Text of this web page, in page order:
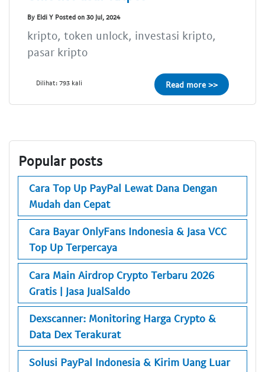
By Eldi Y Posted on 30 Jul, 2024
kripto, token unlock, investasi kripto,
pasar kripto
Dilihat: 793 kali Read more >>
Popular posts
Cara Top Up PayPal Lewat Dana Dengan
Mudah dan Cepat
Cara Bayar OnlyFans Indonesia & Jasa VCC
Top Up Terpercaya
Cara Main Airdrop Crypto Terbaru 2026
Gratis | Jasa JualSaldo
Dexscanner: Monitoring Harga Crypto &
Data Dex Terakurat
Solusi PayPal Indonesia & Kirim Uang Luar